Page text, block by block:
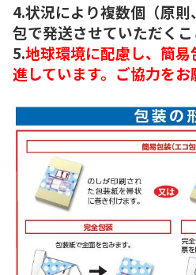
4.状況により複数個（原
包で発送させていただくこ
5.地球環境に配慮し、簡
進しています。ご協力をお